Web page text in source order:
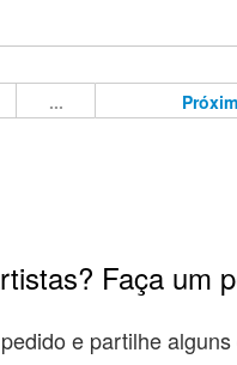
...
Faça um
e partilhe